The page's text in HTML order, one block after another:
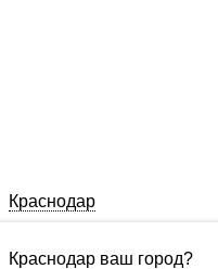
Краснодар
Краснодар ваш город?